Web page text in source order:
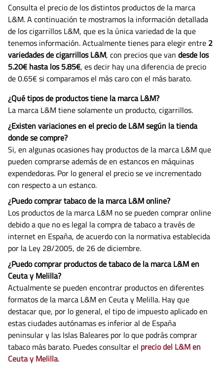
Consulta el precio de los distintos productos de la marca
L&M. A continuación te mostramos la información detallada
de los cigarrillos L&M, que es la única variedad de la que
tenemos información.Actualmente tienes para elegir entre 2
variedades de cigarrillos L&M, con precios que van desde los
5.20€ hasta los 5.85€, es decir hay una diferencia de precio
de 0.65€ si comparamos el más caro con el más barato.
¿Qué tipos de productos tiene la marca L&M?
La marca L&M tiene solamente un producto, cigarrillos.
¿Existen variaciones en el precio de L&M según la tienda
donde se compre?
Si, en algunas ocasiones hay productos de la marca L&M que
pueden comprarse además de en estancos en máquinas
expendedoras. Por lo general el precio se ve incrementado
con respecto a un estanco.
¿Puedo comprar tabaco de la marca L&M online?
Los productos de la marca L&M no se pueden comprar online
debido a que no es legal la compra de tabaco a través de
internet en España, de acuerdo con la normativa establecida
por la Ley 28/2005, de 26 de diciembre.
¿Puedo comprar productos de tabaco de la marca L&M en
Ceuta y Melilla?
Actualmente se pueden encontrar productos en diferentes
formatos de la marca L&M en Ceuta y Melilla. Hay que
destacar que, por lo general, el tipo de impuesto aplicado en
estas ciudades autónamas es inferior al de España
peninsular y las Islas Baleares por lo que podrás comprar
tabaco más barato. Puedes consultar el precio del L&M en
Ceuta y Melilla.